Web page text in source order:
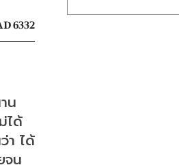
6332
น
ได้
า ได้
จน